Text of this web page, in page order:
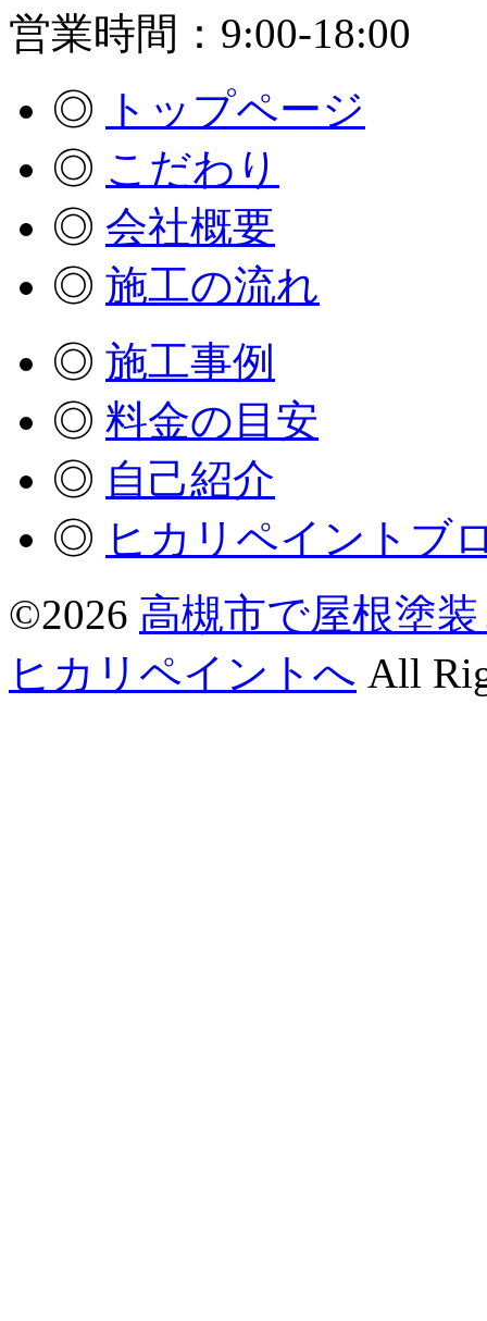
営業時間：9:00-18:00
◎
トップページ
◎ こだわり
◎ 会社概要
◎ 施工の流れ
◎ 施工事例
◎ 料金の目安
◎ 自己紹介
◎ ヒカリペイントブ
©2026 高槻市で屋根塗
ヒカリペイントへ All